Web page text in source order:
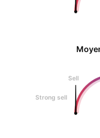
Sell
Strong sell